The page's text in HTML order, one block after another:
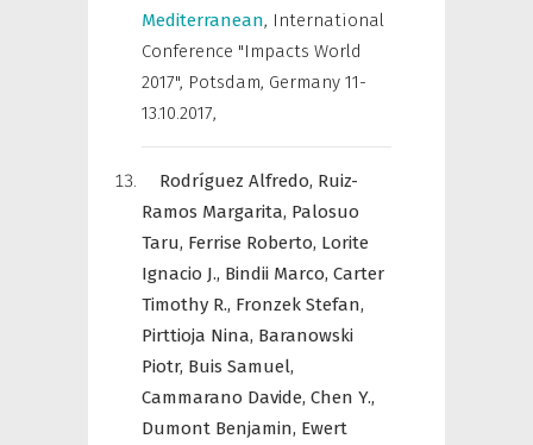
Mediterranean, International
Conference "Impacts World
2017", Potsdam, Germany 11-
13.10.2017,
Rodríguez Alfredo, Ruiz-
Ramos Margarita, Palosuo
Taru, Ferrise Roberto, Lorite
Ignacio J., Bindii Marco, Carter
Timothy R., Fronzek Stefan,
Pirttioja Nina, Baranowski
Piotr, Buis Samuel,
Cammarano Davide, Chen Y.,
Dumont Benjamin, Ewert